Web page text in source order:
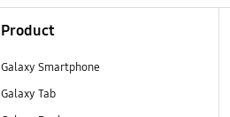
Product
Galaxy Smartphone
Galaxy Tab